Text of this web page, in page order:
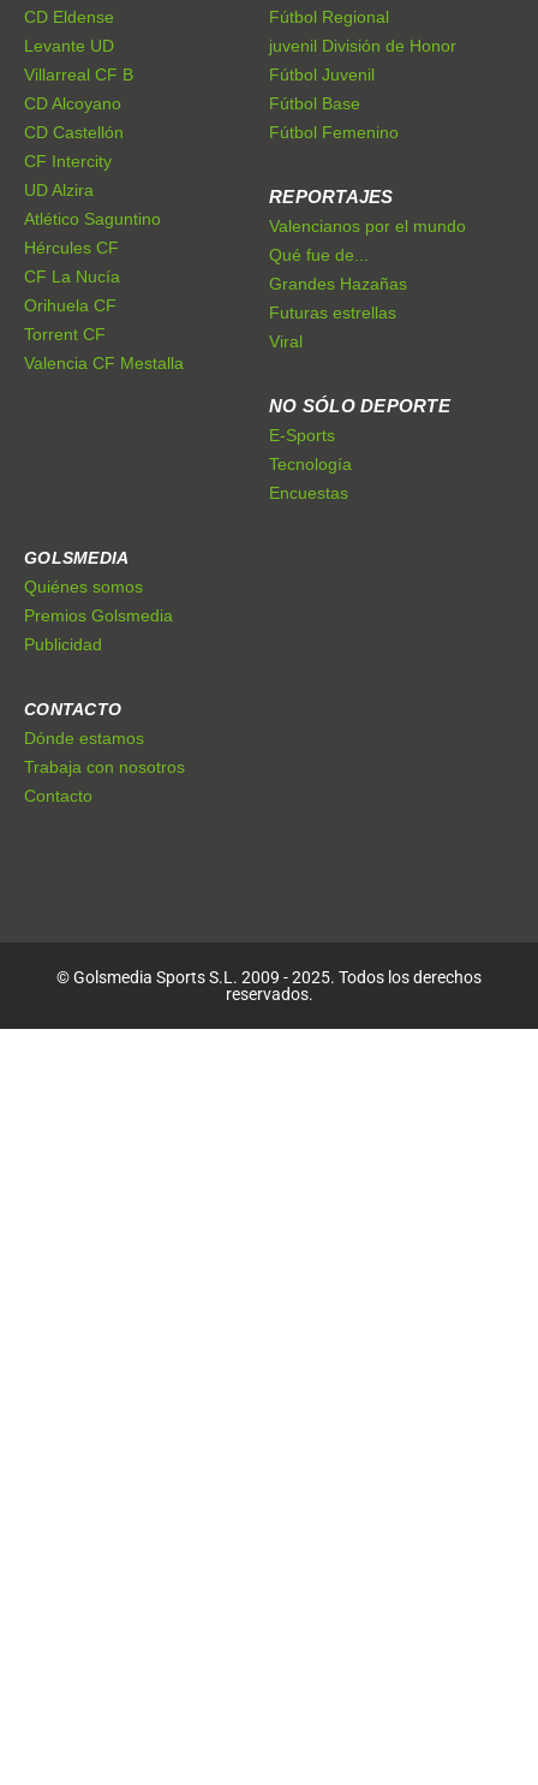
CD Eldense
Levante UD
Villarreal CF B
CD Alcoyano
CD Castellón
CF Intercity
UD Alzira
Atlético Saguntino
Hércules CF
CF La Nucía
Orihuela CF
Torrent CF
Valencia CF Mestalla
Fútbol Regional
juvenil División de Honor
Fútbol Juvenil
Fútbol Base
Fútbol Femenino
REPORTAJES
Valencianos por el mundo
Qué fue de...
Grandes Hazañas
Futuras estrellas
Viral
NO SÓLO DEPORTE
E-Sports
Tecnología
Encuestas
GOLSMEDIA
Quiénes somos
Premios Golsmedia
Publicidad
CONTACTO
Dónde estamos
Trabaja con nosotros
Contacto
© Golsmedia Sports S.L. 2009 - 2025. Todos los derechos
reservados.